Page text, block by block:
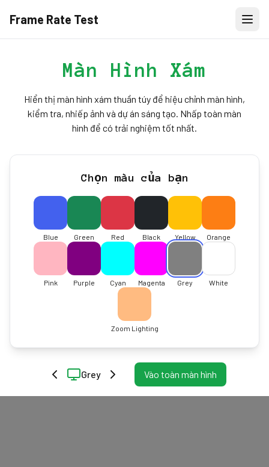
Frame Rate Test
Màn Hình Xám
Hiển thị màn hình xám thuần túy để hiệu chỉnh màn hình,
kiểm tra, nhiếp ảnh và dự án sáng tạo. Nhấp toàn màn
hình để có trải nghiệm tốt nhất.
Chọn màu của bạn
Blue Green Red Black Yellow Orange
Pink Purple Cyan Magenta Grey White
Zoom Lighting
Grey Vào toàn màn hình